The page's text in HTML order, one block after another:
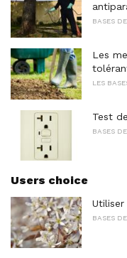
BASES
Les
LES
Test
BASES
Users choice
BASES